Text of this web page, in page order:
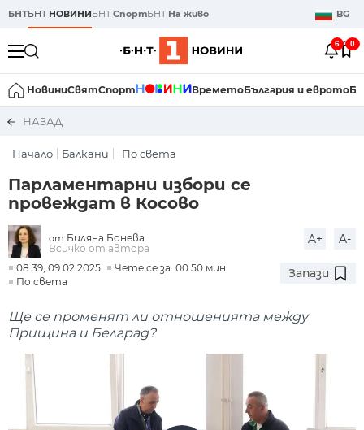
БНТБНТ НОВИНИБНТСпортБНТ На живо BG
6 0
НовиниСвятСпорт ВреметоБългария и еврото
НАЗАД
Начало Балкани По света
Парламентарни избори се
провеждат в Косово
от Биляна Бонева
Всичко от автора
A+ A-
08:39, 09.02.2025
Чете се за: 00:50 мин.
По света
Запази
Ще се променят ли отношенията между
Прищина и Белград?